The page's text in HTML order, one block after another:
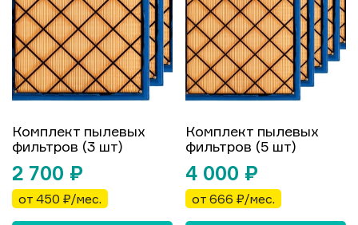
Комплект пылевых
фильтров (3 шт)
2 700 ₽
от 450 ₽/мес.
Комплект пылевых
фильтров (5 шт)
4 000 ₽
от 666 ₽/мес.